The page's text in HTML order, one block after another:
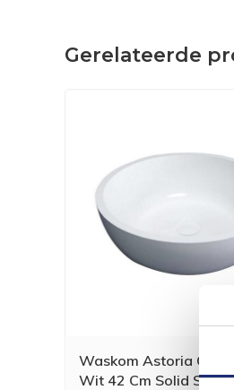
Gerelateerde
Waskom Astoria
Wit 42 Cm Solid